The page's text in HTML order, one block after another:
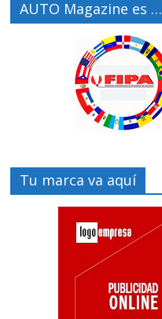
AUTO Magazine es …
Tu marca va aquí